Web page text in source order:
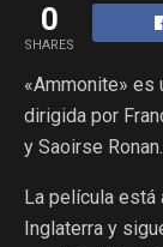
0
SHARES
«Ammonite» es
dirigida por
y Saoirse Ronan.
La película está
Inglaterra y